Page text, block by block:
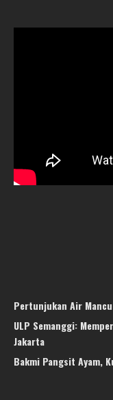
Pertunjukan Air
ULP Semanggi:
Jakarta
Bakmi Pangsit Ayam,